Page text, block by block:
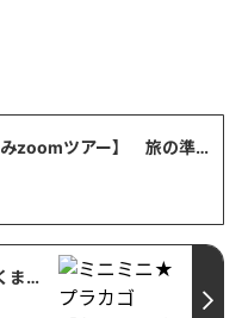
【#ぬいぐるみzoomツアー】 旅の準備★ぬいプロップスと被り物を用意しよう♪
ミニミニ★プラカゴ 【おてて＆くまごろのお土産屋さん】